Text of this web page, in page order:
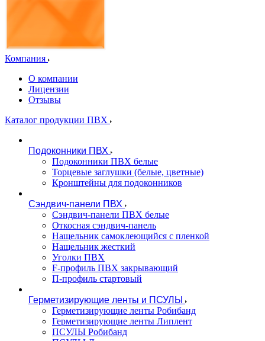
Компания
О компании
Лицензии
Отзывы
Каталог продукции ПВХ
Подоконники ПВХ
Подоконники ПВХ белые
Торцевые заглушки (белые, цветные)
Кронштейны для подоконников
Сэндвич-панели ПВХ
Сэндвич-панели ПВХ белые
Откосная сэндвич-панель
Нащельник самоклеющийся с пленкой
Нащельник жесткий
Уголки ПВХ
F-профиль ПВХ закрывающий
П-профиль стартовый
Герметизирующие ленты и ПСУЛЫ
Герметизирующие ленты Робибанд
Герметизирующие ленты Липлент
ПСУЛЫ Робибанд